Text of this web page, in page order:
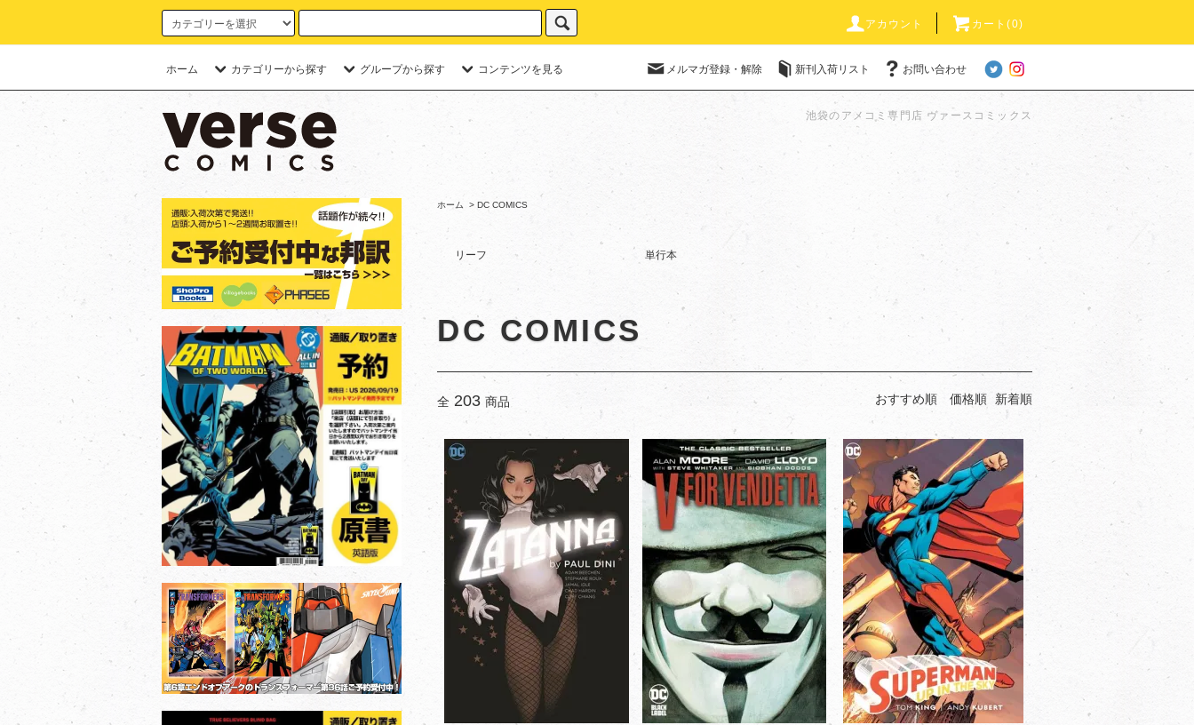
アカウント カート(0)
ホーム カテゴリーから探す グループから探す コンテンツを見る メルマガ登録・解除 新刊入荷リスト お問い合わせ
池袋のアメコミ専門店 ヴァースコミックス
ホーム > DC COMICS
リーフ 単行本
DC COMICS
全 203 商品 おすすめ順 価格順 新着順